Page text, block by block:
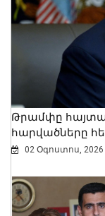
Տեղի է
վարչապետի և
Թրամփը
հարվածները
02 Օգոստոս, 2026